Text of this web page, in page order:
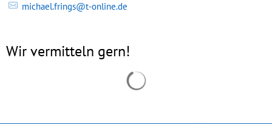
michael.frings@t-online.de
Wir vermitteln gern!